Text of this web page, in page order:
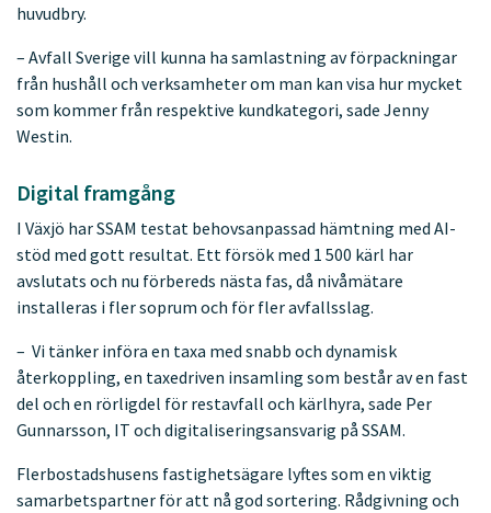
huvudbry.
– Avfall Sverige vill kunna ha samlastning av förpackningar
från hushåll och verksamheter om man kan visa hur mycket
som kommer från respektive kundkategori, sade Jenny
Westin.
Digital framgång
I Växjö har SSAM testat behovsanpassad hämtning med AI-
stöd med gott resultat. Ett försök med 1 500 kärl har
avslutats och nu förbereds nästa fas, då nivåmätare
installeras i fler soprum och för fler avfallsslag.
– Vi tänker införa en taxa med snabb och dynamisk
återkoppling, en taxedriven insamling som består av en fast
del och en rörligdel för restavfall och kärlhyra, sade Per
Gunnarsson, IT och digitaliseringsansvarig på SSAM.
Flerbostadshusens fastighetsägare lyftes som en viktig
samarbetspartner för att nå god sortering. Rådgivning och